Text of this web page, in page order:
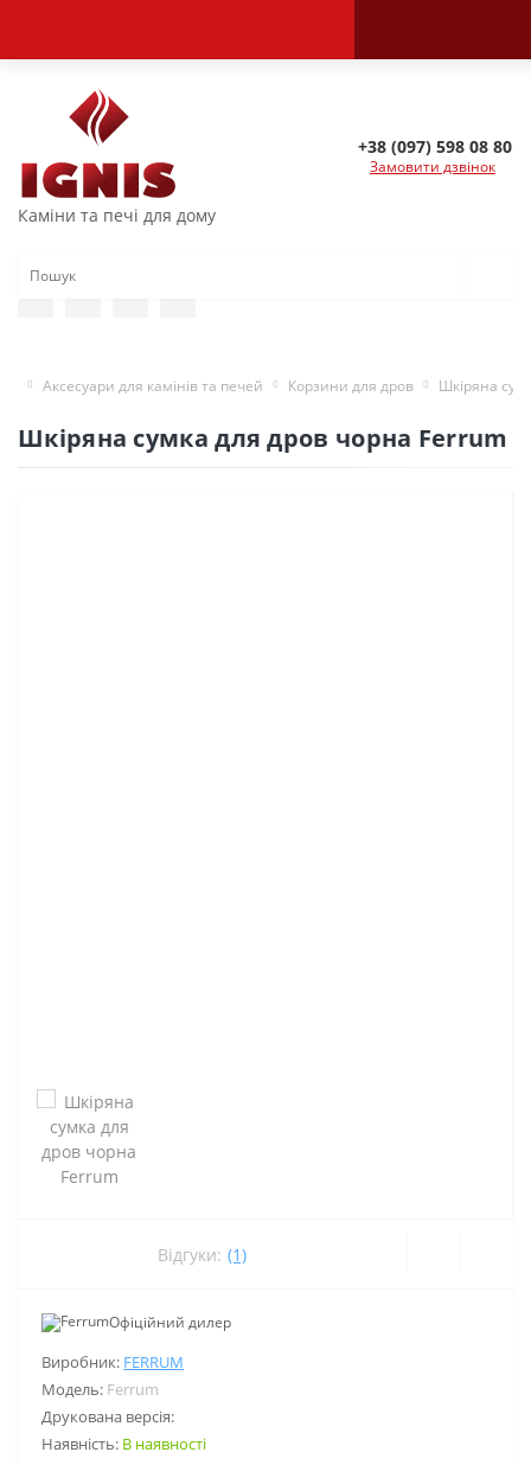
Каміни та печі для дому
+38 (097) 598 08 80
Замовити дзвінок
Аксесуари для камінів та печей Корзини для дров Шкіряна
Шкіряна сумка для дров чорна Ferrum
Відгуки: (1)
Виробник: FERRUM
Модель: Ferrum
Друкована версія:
Наявність: В наявності
Офіційний дилер